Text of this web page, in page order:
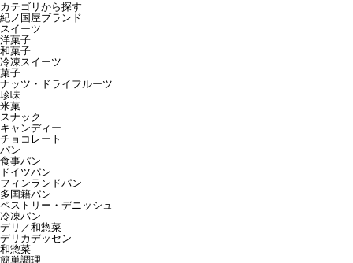
カテゴリから探す
紀ノ国屋ブランド
スイーツ
洋菓子
和菓子
冷凍スイーツ
菓子
ナッツ・ドライフルーツ
珍味
米菓
スナック
キャンディー
チョコレート
パン
食事パン
ドイツパン
フィンランドパン
多国籍パン
ペストリー・デニッシュ
冷凍パン
デリ／和惣菜
デリカデッセン
和惣菜
簡単調理